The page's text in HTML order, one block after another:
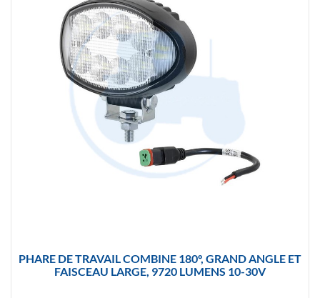
PHARE DE TRAVAIL COMBINE 180°, GRAND ANGLE ET
FAISCEAU LARGE, 9720 LUMENS 10-30V